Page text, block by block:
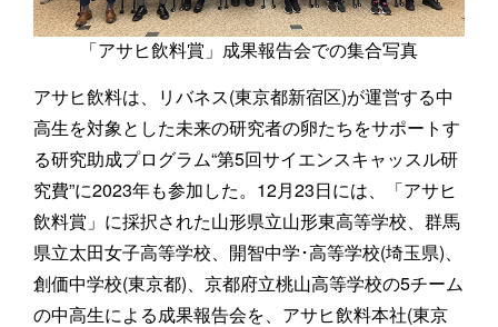
「アサヒ飲料賞」成果報告会での集合写真
アサヒ飲料は、リバネス(東京都新宿区)が運営する中
高生を対象とした未来の研究者の卵たちをサポートす
る研究助成プログラム“第5回サイエンスキャッスル研
究費”に2023年も参加した。12月23日には、「アサヒ
飲料賞」に採択された山形県立山形東高等学校、群馬
県立太田女子高等学校、開智中学･高等学校(埼玉県)、
創価中学校(東京都)、京都府立桃山高等学校の5チーム
の中高生による成果報告会を、アサヒ飲料本社(東京